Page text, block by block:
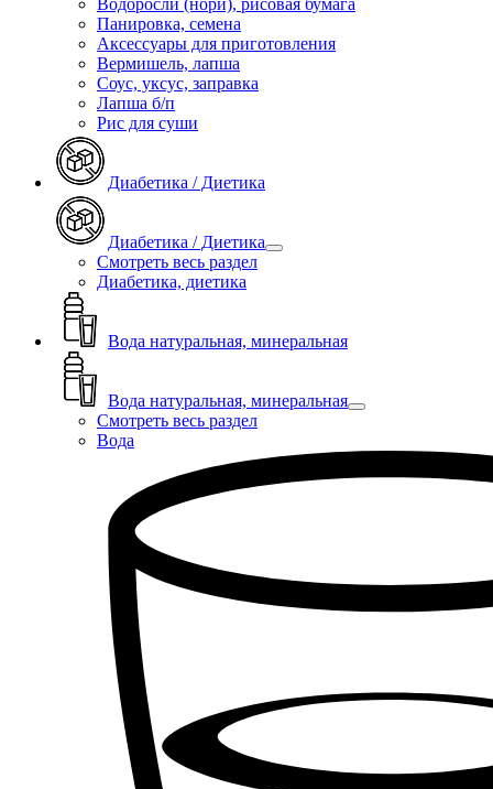
Водоросли (нори), рисовая бумага
Панировка, семена
Аксессуары для приготовления
Вермишель, лапша
Соус, уксус, заправка
Лапша б/п
Рис для суши
Диабетика / Диетика
Диабетика / Диетика
Смотреть весь раздел
Диабетика, диетика
Вода натуральная, минеральная
Вода натуральная, минеральная
Смотреть весь раздел
Вода